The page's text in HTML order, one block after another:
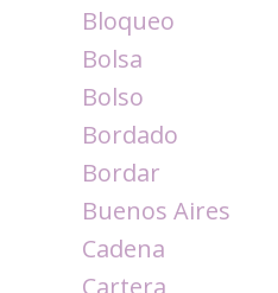
Bloqueo
Bolsa
Bolso
Bordado
Bordar
Buenos Aires
Cadena
Cartera